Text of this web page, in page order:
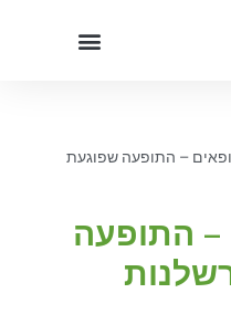
– התופעה שפוגעת
התופעה